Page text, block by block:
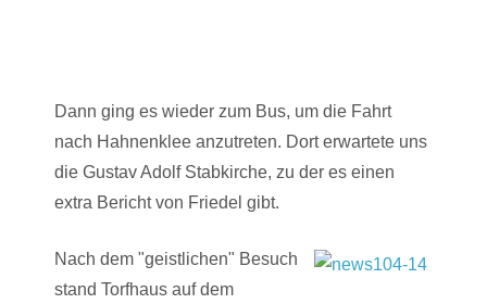
Dann ging es wieder zum Bus, um die Fahrt
nach Hahnenklee anzutreten. Dort erwartete uns
die Gustav Adolf Stabkirche, zu der es einen
extra Bericht von Friedel gibt.
Nach dem "geistlichen" Besuch
stand Torfhaus auf dem